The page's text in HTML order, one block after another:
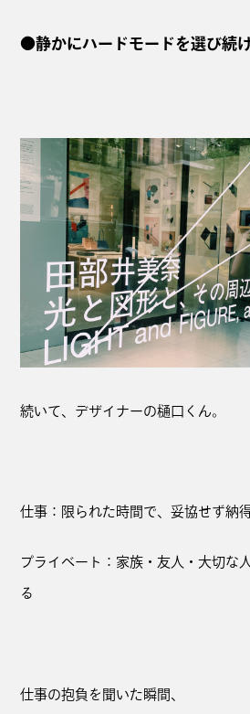
●静かにハードモードを選び続
続いて、デザイナーの樋口くん。
仕事：限られた時間で、妥協せず納
プライベート：家族・友人・大切な
る
仕事の抱負を聞いた瞬間、